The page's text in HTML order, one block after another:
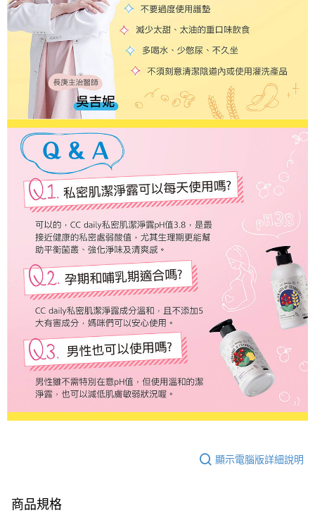
顯示電腦版詳細說明
商品規格